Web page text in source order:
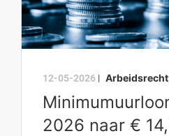
12-05-2026 | Arbeidsrecht
2026 naar €